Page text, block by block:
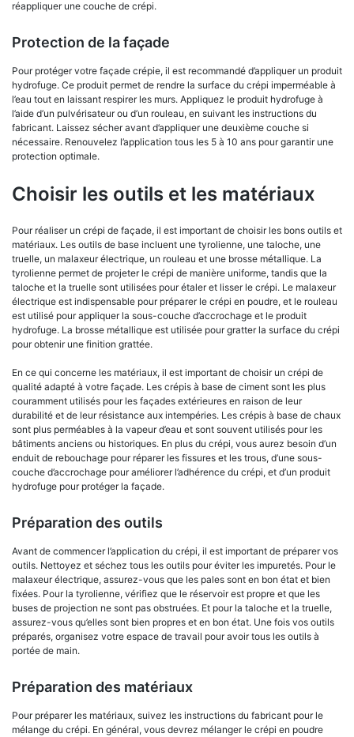
réappliquer une couche de crépi.
Protection de la façade
Pour protéger votre façade crépie, il est recommandé d’appliquer un produit
hydrofuge. Ce produit permet de rendre la surface du crépi imperméable à
l’eau tout en laissant respirer les murs. Appliquez le produit hydrofuge à
l’aide d’un pulvérisateur ou d’un rouleau, en suivant les instructions du
fabricant. Laissez sécher avant d’appliquer une deuxième couche si
nécessaire. Renouvelez l’application tous les 5 à 10 ans pour garantir une
protection optimale.
Choisir les outils et les matériaux
Pour réaliser un crépi de façade, il est important de choisir les bons outils et
matériaux. Les outils de base incluent une tyrolienne, une taloche, une
truelle, un malaxeur électrique, un rouleau et une brosse métallique. La
tyrolienne permet de projeter le crépi de manière uniforme, tandis que la
taloche et la truelle sont utilisées pour étaler et lisser le crépi. Le malaxeur
électrique est indispensable pour préparer le crépi en poudre, et le rouleau
est utilisé pour appliquer la sous-couche d’accrochage et le produit
hydrofuge. La brosse métallique est utilisée pour gratter la surface du crépi
pour obtenir une finition grattée.
En ce qui concerne les matériaux, il est important de choisir un crépi de
qualité adapté à votre façade. Les crépis à base de ciment sont les plus
couramment utilisés pour les façades extérieures en raison de leur
durabilité et de leur résistance aux intempéries. Les crépis à base de chaux
sont plus perméables à la vapeur d’eau et sont souvent utilisés pour les
bâtiments anciens ou historiques. En plus du crépi, vous aurez besoin d’un
enduit de rebouchage pour réparer les fissures et les trous, d’une sous-
couche d’accrochage pour améliorer l’adhérence du crépi, et d’un produit
hydrofuge pour protéger la façade.
Préparation des outils
Avant de commencer l’application du crépi, il est important de préparer vos
outils. Nettoyez et séchez tous les outils pour éviter les impuretés. Pour le
malaxeur électrique, assurez-vous que les pales sont en bon état et bien
fixées. Pour la tyrolienne, vérifiez que le réservoir est propre et que les
buses de projection ne sont pas obstruées. Et pour la taloche et la truelle,
assurez-vous qu’elles sont bien propres et en bon état. Une fois vos outils
préparés, organisez votre espace de travail pour avoir tous les outils à
portée de main.
Préparation des matériaux
Pour préparer les matériaux, suivez les instructions du fabricant pour le
mélange du crépi. En général, vous devrez mélanger le crépi en poudre